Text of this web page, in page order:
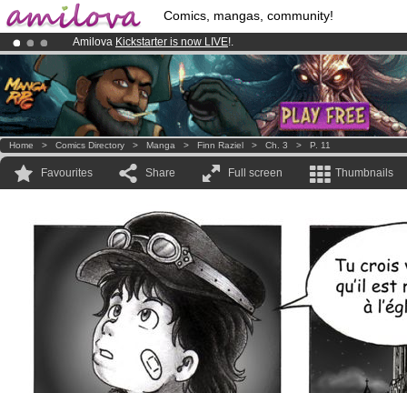
Comics, mangas, community!
Amilova Kickstarter is now LIVE!.
Already 100000membersand 1000comics & mangas!.
Premium membership from3.95 euros per month !Get membership
Home > Comics Directory > Manga > Finn Raziel > Ch. 3 > P. 11
Favourites Share Full screen Thumbnails